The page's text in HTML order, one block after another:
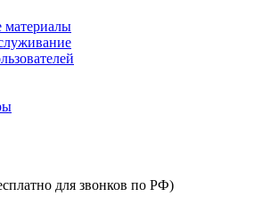
материалы
для звонков по РФ)